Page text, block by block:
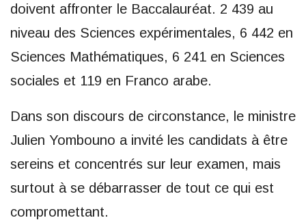
doivent affronter le Baccalauréat. 2 439 au
niveau des Sciences expérimentales, 6 442 en
Sciences Mathématiques, 6 241 en Sciences
sociales et 119 en Franco arabe.
Dans son discours de circonstance, le ministre
Julien Yombouno a invité les candidats à être
sereins et concentrés sur leur examen, mais
surtout à se débarrasser de tout ce qui est
compromettant.